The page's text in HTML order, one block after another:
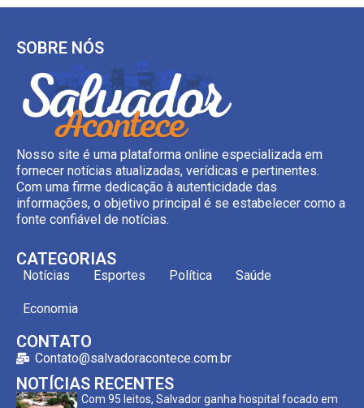
SOBRE NÓS
Nosso site é uma plataforma online especializada em
fornecer notícias atualizadas, verídicas e pertinentes.
Com uma firme dedicação à autenticidade das
informações, o objetivo principal é se estabelecer como a
fonte confiável de notícias.
CATEGORIAS
Notícias Esportes Política Saúde
Economia
CONTATO
Contato@salvadoracontece.com.br
NOTÍCIAS RECENTES
Com 95 leitos, Salvador ganha hospital focado em